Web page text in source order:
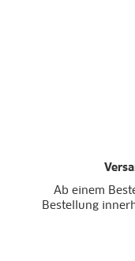
Ab einem
Bestellung